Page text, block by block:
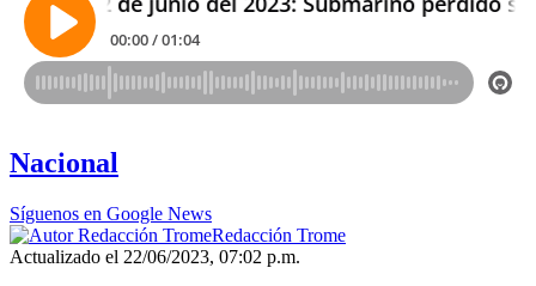
Nacional
Síguenos en Google News
Redacción Trome
Actualizado el 22/06/2023, 07:02 p.m.